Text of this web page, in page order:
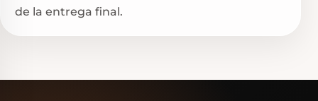
de la entrega final.